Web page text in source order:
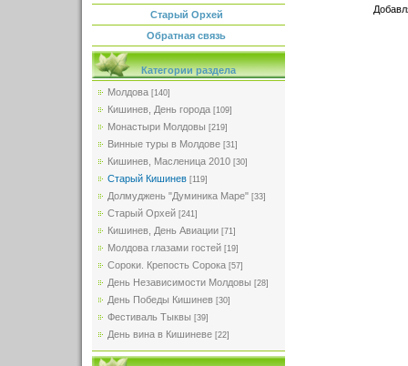
Старый Орхей
Обратная связь
Категории раздела
Молдова [140]
Кишинев, День города [109]
Монастыри Молдовы [219]
Винные туры в Молдове [31]
Кишинев, Масленица 2010 [30]
Старый Кишинев [119]
Долмуджень "Думиника Маре" [33]
Старый Орхей [241]
Кишинев, День Авиации [71]
Молдова глазами гостей [19]
Сороки. Крепость Сорока [57]
День Независимости Молдовы [28]
День Победы Кишинев [30]
Фестиваль Тыквы [39]
День вина в Кишиневе [22]